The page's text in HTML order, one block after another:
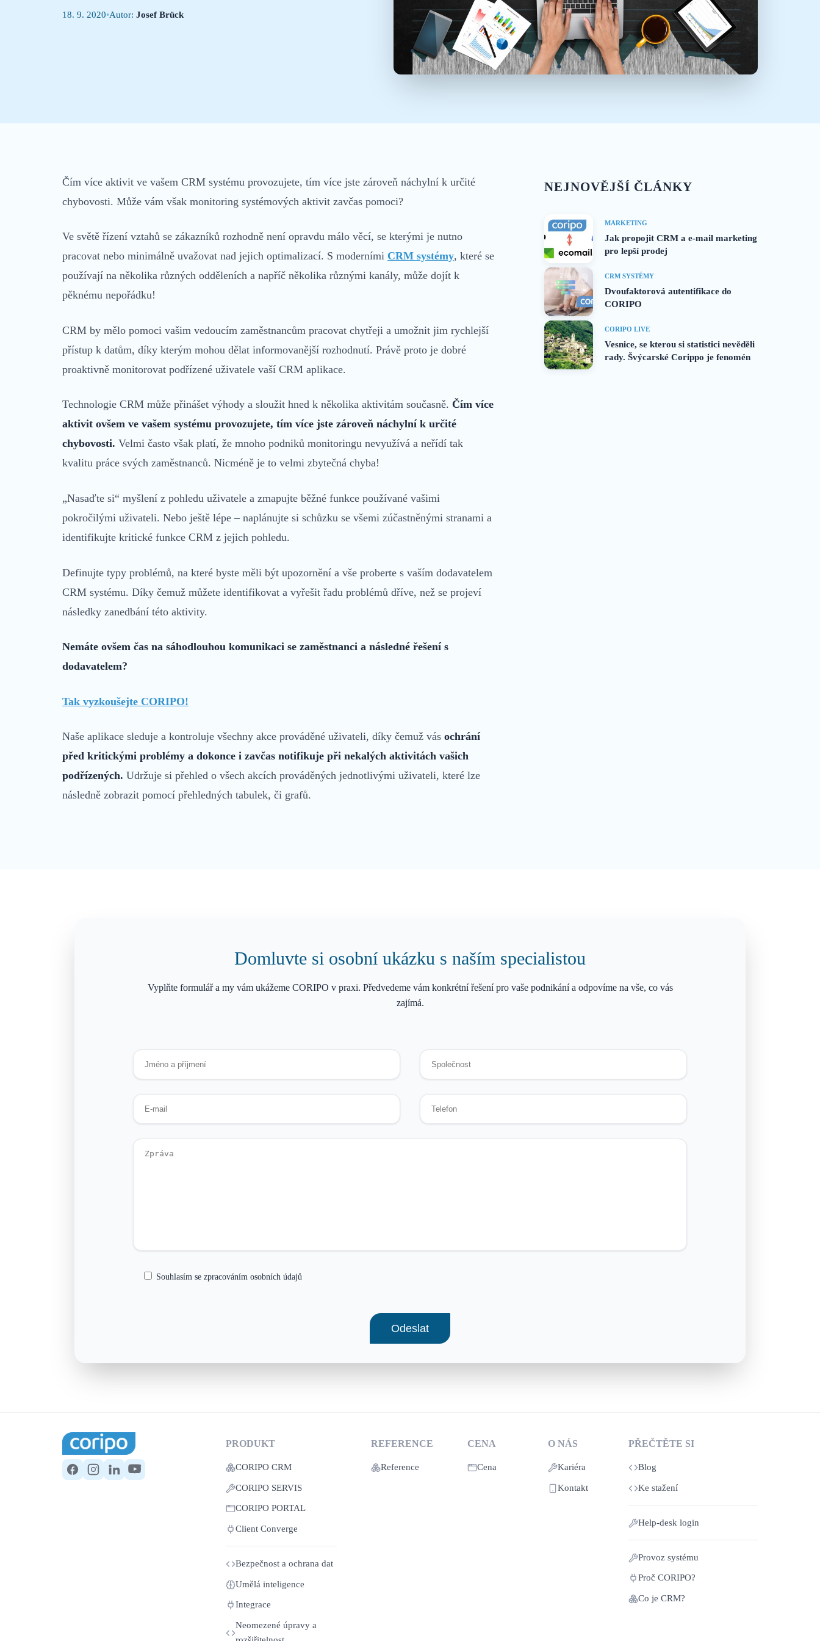
Mobilní aplikace
Vše v terénu, i offline
18. 9. 2020•Autor: Josef Brück
Čím více aktivit ve vašem CRM systému provozujete, tím více jste zároveň náchylní k určité
chybovosti. Může vám však monitoring systémových aktivit zavčas pomoci?
Ve světě řízení vztahů se zákazníků rozhodně není opravdu málo věcí, se kterými je nutno
pracovat nebo minimálně uvažovat nad jejich optimalizací. S moderními CRM systémy, které se
používají na několika různých odděleních a napříč několika různými kanály, může dojít k
pěknému nepořádku!
CRM by mělo pomoci vašim vedoucím zaměstnancům pracovat chytřeji a umožnit jim rychlejší
přístup k datům, díky kterým mohou dělat informovanější rozhodnutí. Právě proto je dobré
proaktivně monitorovat podřízené uživatele vaší CRM aplikace.
Technologie CRM může přinášet výhody a sloužit hned k několika aktivitám současně. Čím více
aktivit ovšem ve vašem systému provozujete, tím více jste zároveň náchylní k určité
chybovosti. Velmi často však platí, že mnoho podniků monitoringu nevyužívá a neřídí tak
kvalitu práce svých zaměstnanců. Nicméně je to velmi zbytečná chyba!
„Nasaďte si“ myšlení z pohledu uživatele a zmapujte běžné funkce používané vašimi
pokročilými uživateli. Nebo ještě lépe – naplánujte si schůzku se všemi zúčastněnými stranami a
identifikujte kritické funkce CRM z jejich pohledu.
Definujte typy problémů, na které byste měli být upozornění a vše proberte s vaším dodavatelem
CRM systému. Díky čemuž můžete identifikovat a vyřešit řadu problémů dříve, než se projeví
následky zanedbání této aktivity.
Nemáte ovšem čas na sáhodlouhou komunikaci se zaměstnanci a následné řešení s
dodavatelem?
Tak vyzkoušejte CORIPO!
Naše aplikace sleduje a kontroluje všechny akce prováděné uživateli, díky čemuž vás ochrání
před kritickými problémy a dokonce i zavčas notifikuje při nekalých aktivitách vašich
podřízených. Udržuje si přehled o všech akcích prováděných jednotlivými uživateli, které lze
následně zobrazit pomocí přehledných tabulek, či grafů.
NEJNOVĚJŠÍ ČLÁNKY
MARKETING
Jak propojit CRM a e-mail marketing
pro lepší prodej
CRM SYSTÉMY
Dvoufaktorová autentifikace do
CORIPO
CORIPO LIVE
Vesnice, se kterou si statistici nevěděli
rady. Švýcarské Corippo je fenomén
Domluvte si osobní ukázku s naším specialistou
Vyplňte formulář a my vám ukážeme CORIPO v praxi. Předvedeme vám konkrétní řešení pro vaše podnikání a odpovíme na vše, co vás
zajímá.
Souhlasím se zpracováním osobních údajů
PRODUKT
CORIPO CRM
CORIPO SERVIS
CORIPO PORTAL
Client Converge
Bezpečnost a ochrana dat
Umělá inteligence
Integrace
Neomezené úpravy a
REFERENCE
Reference
CENA
Cena
O NÁS
Kariéra
Kontakt
PŘEČTĚTE SI
Blog
Ke stažení
Help‑desk login
Provoz systému
Proč CORIPO?
Co je CRM?